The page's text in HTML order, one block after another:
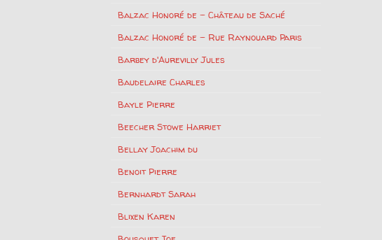
Balzac Honoré de – Château de Saché
Balzac Honoré de – Rue Raynouard Paris
Barbey d'Aurevilly Jules
Baudelaire Charles
Bayle Pierre
Beecher Stowe Harriet
Bellay Joachim du
Benoit Pierre
Bernhardt Sarah
Blixen Karen